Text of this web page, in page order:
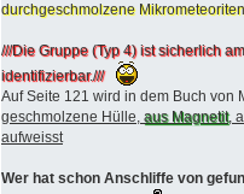
durchgeschmolzene
///Die Gruppe (Typ 4) ist sicherlich
identifizierbar.///
Auf Seite 121 wird in dem Buch von
geschmolzene Hülle, aus Magnetit,
aufweisst
Wer hat schon Anschliffe von